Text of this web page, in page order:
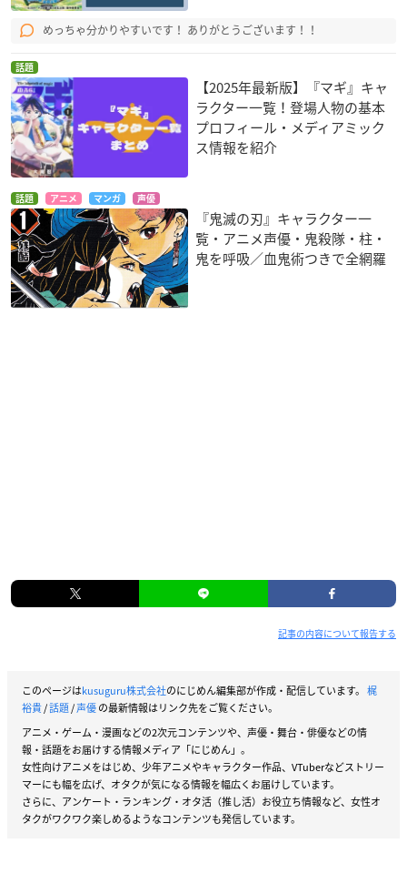
めっちゃ分かりやすいです！ ありがとうございます！！
話題
【2025年最新版】『マギ』キャ
ラクター一覧！登場人物の基本
プロフィール・メディアミック
ス情報を紹介
話題 アニメ マンガ 声優
『鬼滅の刃』キャラクター一
覧・アニメ声優・鬼殺隊・柱・
鬼を呼吸／血鬼術つきで全網羅
記事の内容について報告する
このページはkusuguru株式会社のにじめん編集部が作成・配信しています。 梶
裕貴/話題/声優の最新情報はリンク先をご覧ください。
アニメ・ゲーム・漫画などの2次元コンテンツや、声優・舞台・俳優などの情
報・話題をお届けする情報メディア「にじめん」。
女性向けアニメをはじめ、少年アニメやキャラクター作品、VTuberなどストリー
マーにも幅を広げ、オタクが気になる情報を幅広くお届けしています。
さらに、アンケート・ランキング・オタ活（推し活）お役立ち情報など、女性オ
タクがワクワク楽しめるようなコンテンツも発信しています。